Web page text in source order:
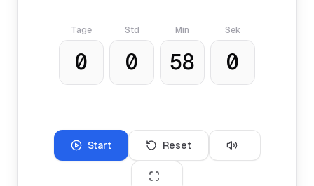
Tage Std Min Sek
Start Reset